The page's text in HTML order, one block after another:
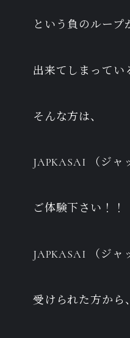
という負のループ
出来てしまってい
そんな方は、
JAPKASAI （ジャ
ご体験下さい！！
JAPKASAI （ジャ
受けられた方から、